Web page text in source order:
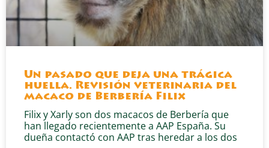
Un pasado que deja una trágica
huella. Revisión veterinaria del
macaco de Berbería Filix
Filix y Xarly son dos macacos de Berbería que
han llegado recientemente a AAP España. Su
dueña contactó con AAP tras heredar a los dos